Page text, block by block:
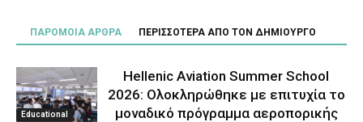
ΠΑΡΟΜΟΙΑ ΑΡΘΡΑ ΠΕΡΙΣΣΟΤΕΡΑ ΑΠΟ ΤΟΝ ΔΗΜΙΟΥΡΓΟ
Educational
Hellenic Aviation Summer School
2026: Ολοκληρώθηκε με επιτυχία το
μοναδικό πρόγραμμα αεροπορικής